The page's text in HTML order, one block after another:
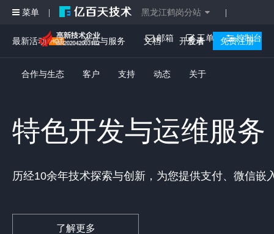
特色开发与运维服务
历经10余年技术探索与创新，为您提供支付、微信
了解更多
最新活动 产品与服务 文档 开发者
合作与生态 客户 支持 动态 关于
登录 免费注册
菜单 黑龙江鹤岗分站
邮箱 工单 控制台